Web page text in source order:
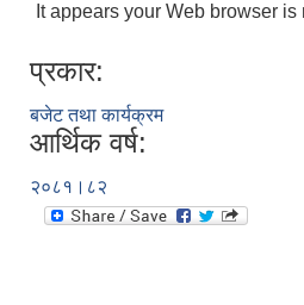
It appears your Web browser
प्रकार:
बजेट तथा कार्यक्रम
आर्थिक वर्ष:
२०८१।८२